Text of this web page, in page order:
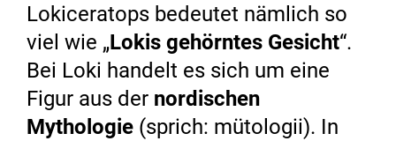
Lokiceratops bedeutet nämlich so
viel wie „Lokis gehörntes Gesicht“.
Bei Loki handelt es sich um eine
Figur aus der nordischen
Mythologie (sprich: mütologii). In